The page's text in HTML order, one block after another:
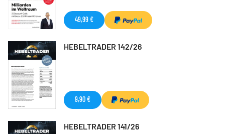
49,99 €
HEBELTRADER 142/26
9,90 €
HEBELTRADER 141/26